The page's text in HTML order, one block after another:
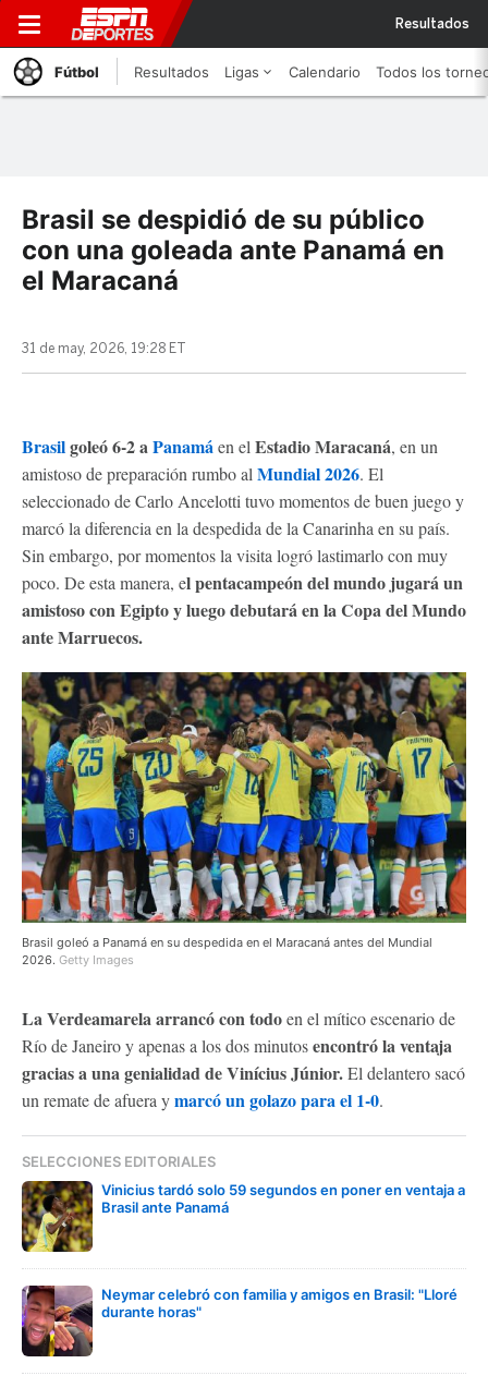
Resultados
Fútbol Resultados Ligas Calendario Todos los
Brasil se despidió de su público
con una goleada ante Panamá en
el Maracaná
31 de may, 2026, 19:28 ET
Brasilgoleó 6-2 aPanamáen el Estadio Maracaná, en un
amistoso de preparación rumbo al Mundial 2026. El
seleccionado de Carlo Ancelotti tuvo momentos de buen juego y
marcó la diferencia en la despedida de la Canarinha en su país.
Sin embargo, por momentos la visita logró lastimarlo con muy
poco. De esta manera, el pentacampeón del mundo jugará un
amistoso con Egipto y luego debutará en la Copa del Mundo
ante Marruecos.
Brasil goleó a Panamá en su despedida en el Maracaná antes del Mundial
2026. Getty Images
La Verdeamarela arrancó con todoen el mítico escenario de
Río de Janeiro y apenas a los dos minutosencontró la ventaja
gracias a una genialidad de Vinícius Júnior.El delantero sacó
un remate de afuera ymarcó un golazo para el 1-0.
SELECCIONES EDITORIALES
Vinicius tardó solo 59 segundos en poner en ventaja a
Brasil ante Panamá
Neymar celebró con familia y amigos en Brasil: "Lloré
durante horas"